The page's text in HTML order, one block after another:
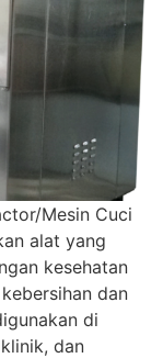
Mesin Cuci
alat yang
kesehatan
dan
di
dan